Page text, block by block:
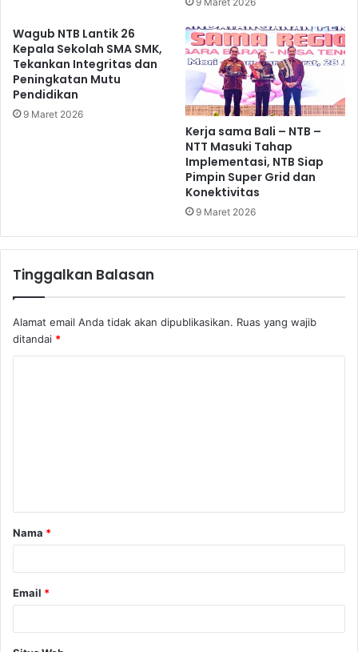
Wagub NTB Lantik 26
Kepala Sekolah SMA SMK,
Tekankan Integritas dan
Peningkatan Mutu
Pendidikan
9 Maret 2026
Kerja sama Bali – NTB –
NTT Masuki Tahap
Implementasi, NTB Siap
Pimpin Super Grid dan
Konektivitas
9 Maret 2026
Tinggalkan Balasan
Alamat email Anda tidak akan dipublikasikan. Ruas yang wajib
ditandai *
a
r
Nama *
Email *